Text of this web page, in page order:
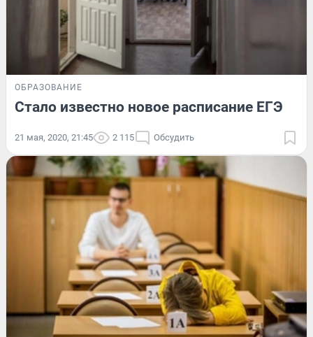
ОБРАЗОВАНИЕ
Стало известно новое расписание ЕГЭ
21 мая, 2020, 21:45 2 115 Обсудить